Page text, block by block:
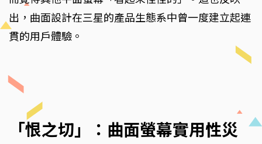
出，曲面設計在三星的產品生態系中曾一度建立起連
貫的用戶體驗。
「恨之切」：曲面螢幕實用性災